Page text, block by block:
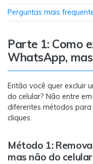
Perguntas mais
Parte 1: Como
WhatsApp,
Então você quer excluir
do celular? Não entre
diferentes métodos
cliques.
Método 1:
mas não do